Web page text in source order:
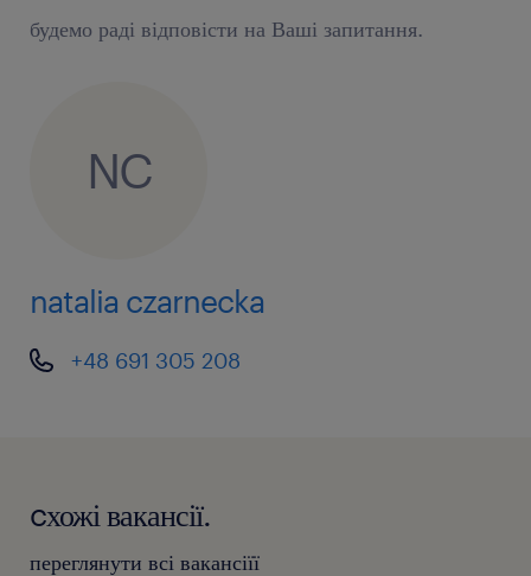
будемо раді відповісти на Ваші запитання.
NC
natalia czarnecka
+48 691 305 208
cхожі вакансії.
переглянути всі вакансіїї